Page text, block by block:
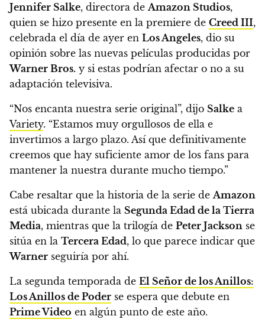
Jennifer Salke, directora de Amazon Studios,
quien se hizo presente en la premiere de Creed III,
celebrada el día de ayer en Los Angeles, dio su
opinión sobre las nuevas películas producidas por
Warner Bros. y si estas podrían afectar o no a su
adaptación televisiva.
“Nos encanta nuestra serie original”, dijo Salke a
Variety. “Estamos muy orgullosos de ella e
invertimos a largo plazo. Así que definitivamente
creemos que hay suficiente amor de los fans para
mantener la nuestra durante mucho tiempo.”
Cabe resaltar que la historia de la serie de Amazon
está ubicada durante la Segunda Edad de la Tierra
Media, mientras que la trilogía de Peter Jackson se
sitúa en la Tercera Edad, lo que parece indicar que
Warner seguiría por ahí.
La segunda temporada de El Señor de los Anillos:
Los Anillos de Poder se espera que debute en
Prime Video en algún punto de este año.